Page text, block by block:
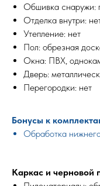
Обшивка снаружи:
Отделка внутри:
Утепление: нет
Пол: обрезная
Окна: ПВХ,
Дверь:
Перегородки: нет
Бонусы к
Обработка
Каркас и черновой